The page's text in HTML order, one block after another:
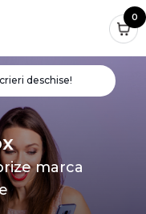
0
deschise!
marca